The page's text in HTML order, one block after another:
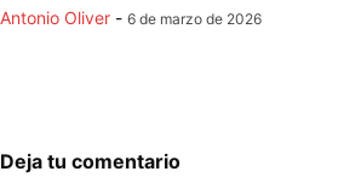
Antonio Oliver - 6 de marzo de 2026
Deja tu comentario